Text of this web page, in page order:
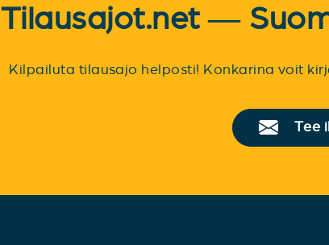
Tilausajot.net —
Kilpailuta tilausajo helposti! Konkarina voit
Tee